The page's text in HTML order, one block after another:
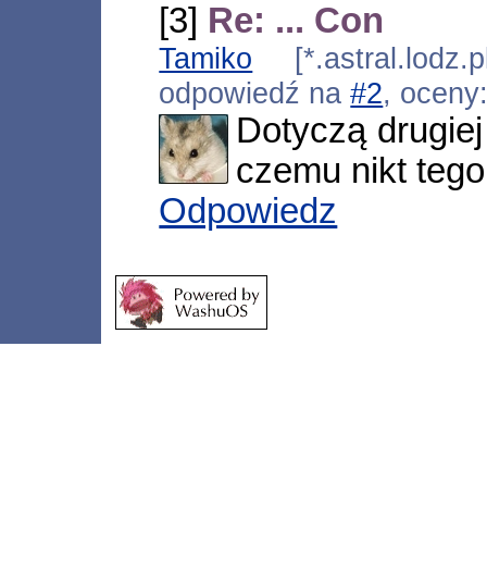
[3] Re: ... Con
Tamiko
odpowiedź na#2,
Dotyczą
czemu nikt
Odpowiedz